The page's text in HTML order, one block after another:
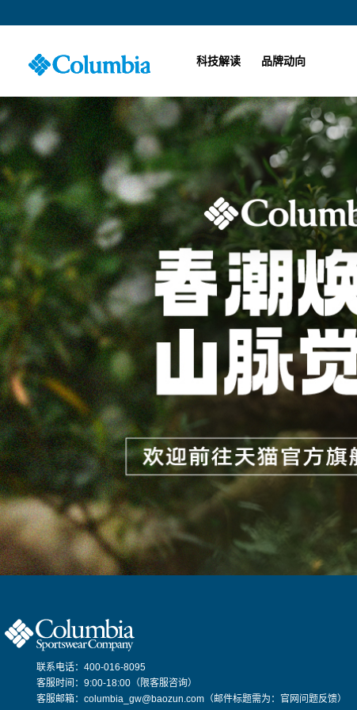
科技解读 品牌动向
联系电话：400-016-8095
客服时间：9:00-18:00（限客服咨询）
客服邮箱：columbia_gw@baozun.com（邮件标题需为：官网问题反馈）